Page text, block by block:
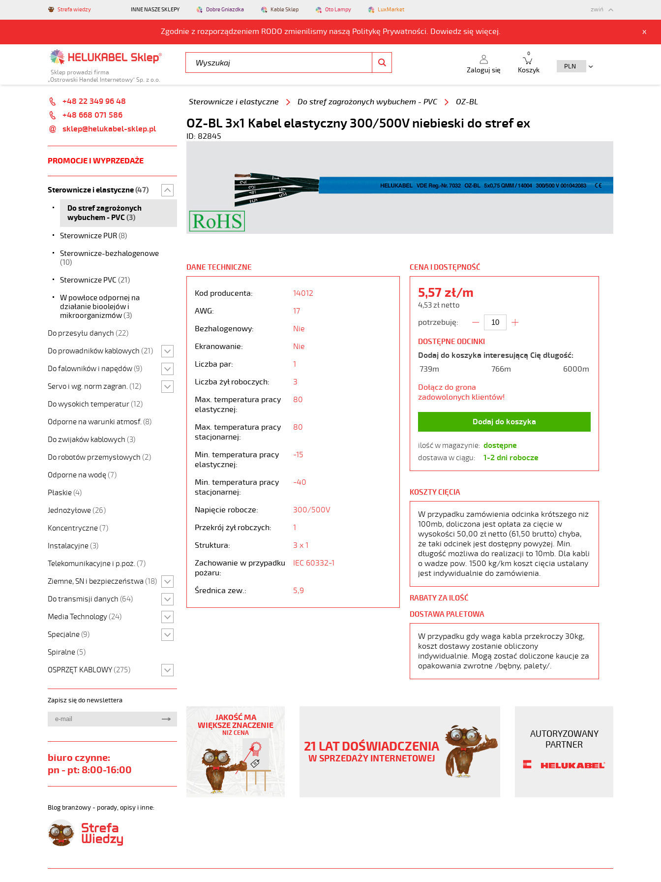
Strefa wiedzy INNE NASZE SKLEPY Dobre Gniazdka Kable Sklep Oto Lampy LuxMarket
Zgodnie z rozporządzeniem RODO zmienilismy naszą Politykę Prywatności. Dowiedz się więcej. x
zwiń
Sklep prowadzi firma
„Ostrowski Handel Internetowy” Sp. z o.o.
Zaloguj się Koszyk
0
+48 22 349 96 48
+48 668 071 586
sklep@helukabel-sklep.pl
PROMOCJE I WYPRZEDAŻE
Sterownicze i elastyczne(47)
Do stref zagrożonych
wybuchem - PVC(3)
Sterownicze PUR(8)
Sterownicze-bezhalogenowe
(10)
Sterownicze PVC (21)
W powłoce odpornej na
działanie bioolejów i
mikroorganizmów(3)
Do przesyłu danych (22)
Do prowadników kablowych (21)
Do falowników i napędów (9)
Servo i wg. norm zagran. (12)
Do wysokich temperatur (12)
Odporne na warunki atmosf. (8)
Do zwijaków kablowych (3)
Do robotów przemysłowych (2)
Odporne na wodę (7)
Płaskie (4)
Jednożyłowe (26)
Koncentryczne (7)
Instalacyjne (3)
Telekomunikacyjne i p.poż. (7)
Ziemne, SN i bezpieczeństwa (18)
Do transmisji danych (64)
Media Technology (24)
Specjalne (9)
Spiralne (5)
OSPRZĘT KABLOWY (275)
Zapisz się do newslettera
biuro czynne:
pn - pt: 8:00-16:00
Blog branżowy - porady, opisy i inne:
Sterownicze i elastyczne Do stref zagrożonych wybuchem - PVC OZ-BL
OZ-BL 3x1 Kabel elastyczny 300/500V niebieski do stref ex
ID: 82845
DANE TECHNICZNE
Kod producenta:
14012
AWG:
17
Bezhalogenowy:
Nie
Ekranowanie:
Nie
Liczba par:
1
Liczba żył roboczych:
3
Max. temperatura pracy
elastycznej:
80
Max. temperatura pracy
stacjonarnej:
80
Min. temperatura pracy
elastycznej:
-15
Min. temperatura pracy
stacjonarnej:
-40
Napięcie robocze:
300/500V
Przekrój żył robczych:
1
Struktura:
3 x 1
Zachowanie w przypadku
pożaru:
IEC 60332-1
Średnica zew.: 5,9
CENA I DOSTĘPNOŚĆ
5,57 zł/m
4,53 zł netto
potrzebuję:
DOSTĘPNE ODCINKI
Dodaj do koszyka interesującą Cię długość:
739m
766m
6000m
Dołącz do grona
zadowolonych klientów!
Dodaj do koszyka
ilość w magazynie: dostępne
dostawa w ciągu: 1-2 dni robocze
KOSZTY CIĘCIA
W przypadku zamówienia odcinka krótszego niż
100mb, doliczona jest opłata za cięcie w
wysokości 50,00 zł netto (61,50 brutto) chyba,
że taki odcinek jest dostępny powyżej. Min.
długość możliwa do realizacji to 10mb. Dla kabli
o wadze pow. 1500 kg/km koszt cięcia ustalany
jest indywidualnie do zamówienia.
RABATY ZA ILOŚĆ
DOSTAWA PALETOWA
W przypadku gdy waga kabla przekroczy 30kg,
koszt dostawy zostanie obliczony
indywidualnie. Mogą zostać doliczone kaucje za
opakowania zwrotne /bębny, palety/.
Kabel
300/500V
niebieski
3x1-
JAKOŚĆ MA
WIĘKSZE ZNACZENIE
NIŻ CENA
21 LAT DOŚWIADCZENIA
W SPRZEDAŻY INTERNETOWEJ
AUTORYZOWANY
PARTNER